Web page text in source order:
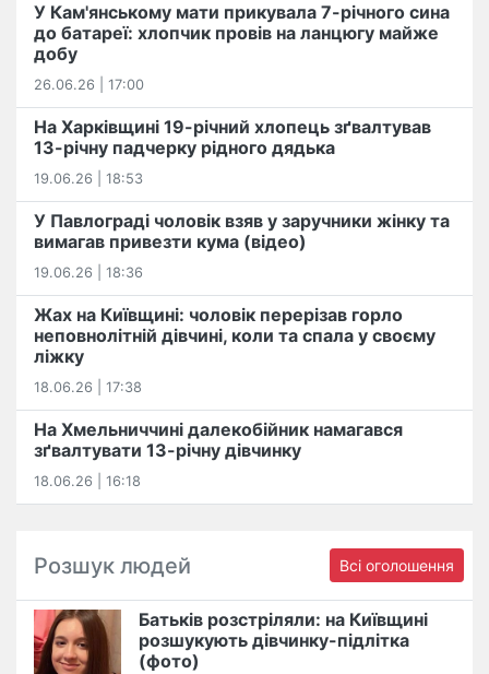
У Кам'янському мати прикувала 7-річного сина
до батареї: хлопчик провів на ланцюгу майже
добу
26.06.26 | 17:00
На Харківщині 19-річний хлопець​ ️зґвалтував
13-річну падчерку рідного дядька
19.06.26 | 18:53
У Павлограді чоловік взяв у заручники жінку та
вимагав привезти кума (відео)
19.06.26 | 18:36
Жах на Київщині: чоловік перерізав горло
неповнолітній дівчині, коли та спала у своєму
ліжку
18.06.26 | 17:38
На Хмельниччині далекобійник намагався
зґвалтувати 13-річну дівчинку
18.06.26 | 16:18
Розшук людей Всі оголошення
Батьків розстріляли: на Київщині
розшукують дівчинку-підлітка
(фото)